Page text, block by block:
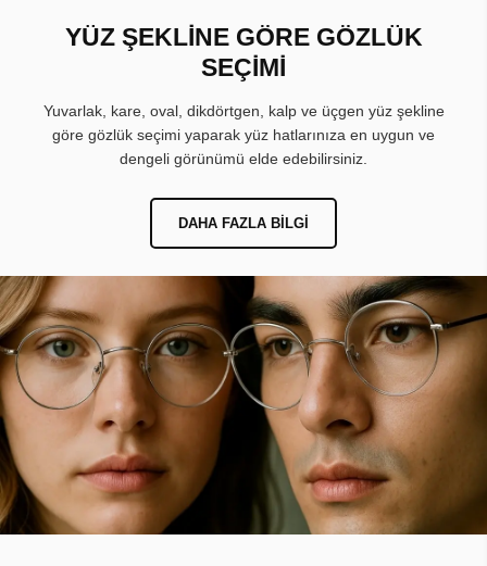
YÜZ ŞEKLİNE GÖRE GÖZLÜK
SEÇİMİ
Yuvarlak, kare, oval, dikdörtgen, kalp ve üçgen yüz şekline
göre gözlük seçimi yaparak yüz hatlarınıza en uygun ve
dengeli görünümü elde edebilirsiniz.
DAHA FAZLA BILGI